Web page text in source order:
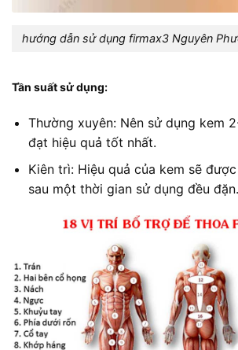
hướng dẫn sử dụng firmax3 Nguyên
Tần suất sử dụng:
Thường xuyên: Nên sử dụng kem
đạt hiệu quả tốt nhất.
Kiên trì: Hiệu quả của kem sẽ
sau một thời gian sử dụng đều đặn.